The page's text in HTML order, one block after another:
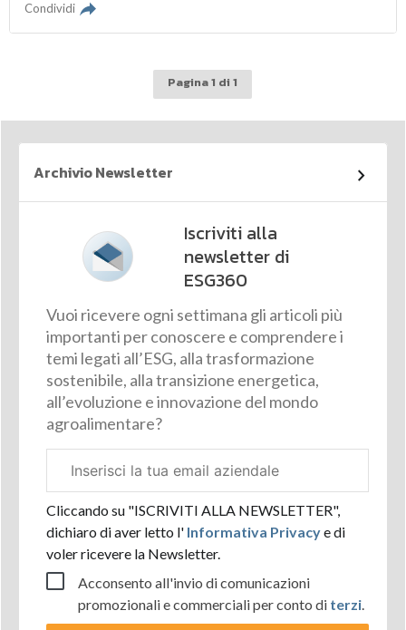
Condividi
Pagina 1 di 1
Archivio Newsletter
Iscriviti alla
newsletter di
ESG360
Vuoi ricevere ogni settimana gli articoli più
importanti per conoscere e comprendere i
temi legati all’ESG, alla trasformazione
sostenibile, alla transizione energetica,
all’evoluzione e innovazione del mondo
agroalimentare?
aziendale
Cliccando su "ISCRIVITI ALLA NEWSLETTER",
dichiaro di aver letto l'Informativa Privacye di
voler ricevere la Newsletter.
Acconsento all'invio di comunicazioni
promozionali e commerciali per conto di terzi.